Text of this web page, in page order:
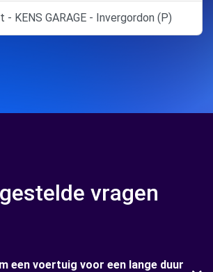
- KENS GARAGE - Invergordon (P)
vragen
een voertuig voor een lange duur